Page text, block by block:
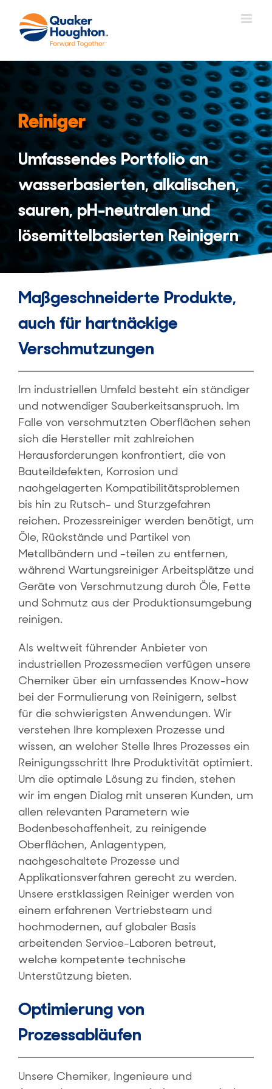
Inhalt
springen
Reiniger
Umfassendes Portfolio an
wasserbasierten, alkalischen,
sauren, pH-neutralen und
lösemittelbasierten Reinigern
Maßgeschneiderte Produkte,
auch für hartnäckige
Verschmutzungen
Im industriellen Umfeld besteht ein ständiger
und notwendiger Sauberkeitsanspruch. Im
Falle von verschmutzten Oberflächen sehen
sich die Hersteller mit zahlreichen
Herausforderungen konfrontiert, die von
Bauteildefekten, Korrosion und
nachgelagerten Kompatibilitätsproblemen
bis hin zu Rutsch- und Sturzgefahren
reichen. Prozessreiniger werden benötigt, um
Öle, Rückstände und Partikel von
Metallbändern und -teilen zu entfernen,
während Wartungsreiniger Arbeitsplätze und
Geräte von Verschmutzung durch Öle, Fette
und Schmutz aus der Produktionsumgebung
reinigen.
Als weltweit führender Anbieter von
industriellen Prozessmedien verfügen unsere
Chemiker über ein umfassendes Know-how
bei der Formulierung von Reinigern, selbst
für die schwierigsten Anwendungen. Wir
verstehen Ihre komplexen Prozesse und
wissen, an welcher Stelle Ihres Prozesses ein
Reinigungsschritt Ihre Produktivität optimiert.
Um die optimale Lösung zu finden, stehen
wir im engen Dialog mit unseren Kunden, um
allen relevanten Parametern wie
Bodenbeschaffenheit, zu reinigende
Oberflächen, Anlagentypen,
nachgeschaltete Prozesse und
Applikationsverfahren gerecht zu werden.
Unsere erstklassigen Reiniger werden von
einem erfahrenen Vertriebsteam und
hochmodernen, auf globaler Basis
arbeitenden Service-Laboren betreut,
welche kompetente technische
Unterstützung bieten.
Optimierung von
Prozessabläufen
Unsere Chemiker, Ingenieure und